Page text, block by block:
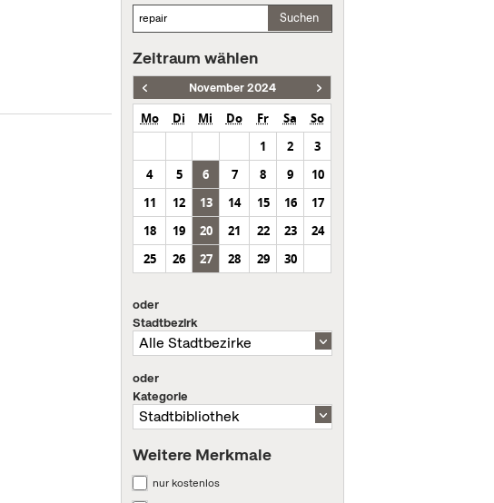
Suchen
Zeitraum wählen
November 2024
Mo Di Mi Do Fr Sa
So
1
2
3
4
5 6 7 8 9
10
11
12 13 14 15 16
17
18
19 20 21 22 23
24
25
26 27 28 29 30
oder
Stadtbezirk
oder
Kategorie
Weitere Merkmale
nur kostenlos